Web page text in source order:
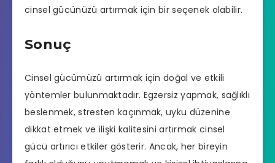
cinsel gücünüzü artırmak için bir seçenek olabilir.
Sonuç
Cinsel gücümüzü artırmak için doğal ve etkili
yöntemler bulunmaktadır. Egzersiz yapmak, sağlıklı
beslenmek, stresten kaçınmak, uyku düzenine
dikkat etmek ve ilişki kalitesini artırmak cinsel
gücü artırıcı etkiler gösterir. Ancak, her bireyin